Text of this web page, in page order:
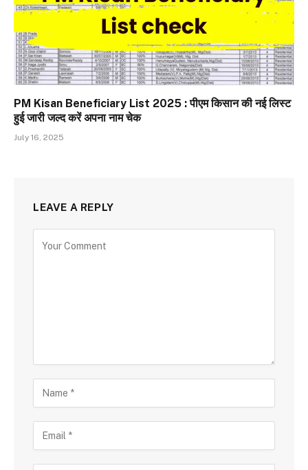
PM Kisan Beneficiary List 2025 : पीएम किसान की नई लिस्ट
हुई जारी जल्द करें अपना नाम चेक
July 16, 2025
LEAVE A REPLY